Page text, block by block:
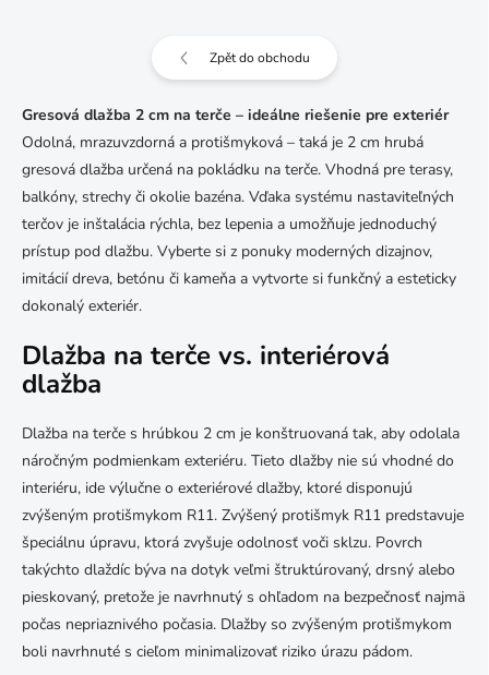
Zpět do obchodu
Gresová dlažba 2 cm na terče – ideálne riešenie pre exteriér
Odolná, mrazuvzdorná a protišmyková – taká je 2 cm hrubá
gresová dlažba určená na pokládku na terče. Vhodná pre terasy,
balkóny, strechy či okolie bazéna. Vďaka systému nastaviteľných
terčov je inštalácia rýchla, bez lepenia a umožňuje jednoduchý
prístup pod dlažbu. Vyberte si z ponuky moderných dizajnov,
imitácií dreva, betónu či kameňa a vytvorte si funkčný a esteticky
dokonalý exteriér.
Dlažba na terče vs. interiérová
dlažba
Dlažba na terče s hrúbkou 2 cm je konštruovaná tak, aby odolala
náročným podmienkam exteriéru. Tieto dlažby nie sú vhodné do
interiéru, ide výlučne o exteriérové dlažby, ktoré disponujú
zvýšeným protišmykom R11. Zvýšený protišmyk R11 predstavuje
špeciálnu úpravu, ktorá zvyšuje odolnosť voči sklzu. Povrch
takýchto dlaždíc býva na dotyk veľmi štruktúrovaný, drsný alebo
pieskovaný, pretože je navrhnutý s ohľadom na bezpečnosť najmä
počas nepriaznivého počasia. Dlažby so zvýšeným protišmykom
boli navrhnuté s cieľom minimalizovať riziko úrazu pádom.